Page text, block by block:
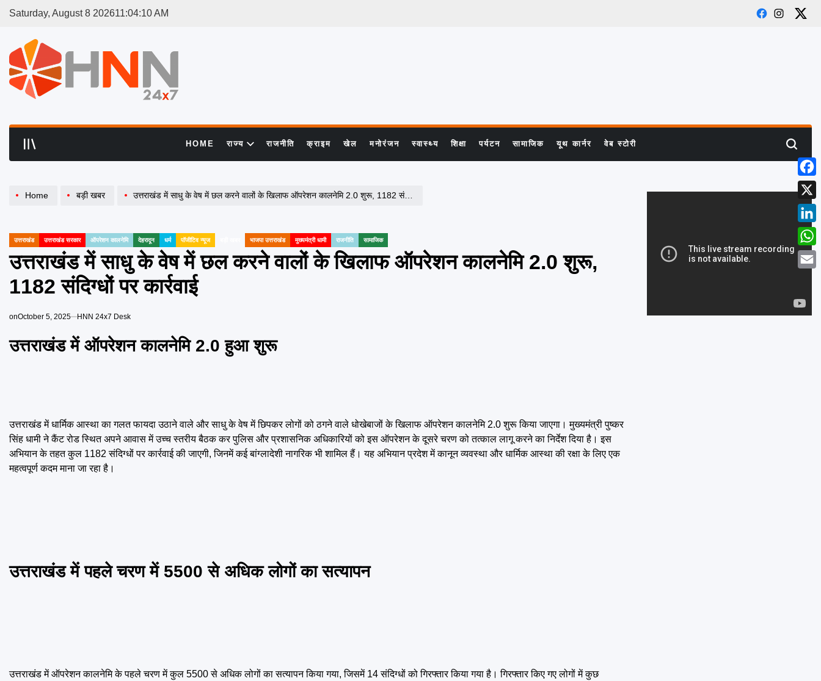
Saturday, August 8 202611:04:10AM
Facebook
Instagram
X
HOME राज्य राजनीति क्राइम खेल मनोरंजन स्वास्थ्य शिक्षा पर्यटन सामाजिक यूथ कार्नर वेब स्टोरी Search
Home बड़ी खबर उत्तराखंड में साधु के वेष में छल करने वालों के खिलाफ ऑपरेशन कालनेमि 2.0 शुरू, 1182 संदिग्धों पर कार्रवाई
POSTED
उत्तराखंड उत्तराखंड सरकार ऑपरेशन कालनेमि देहरादून धर्म पॉजीटिव न्यूज भाजपा उत्तराखंड मुख्यमंत्री धामी राजनीति सामाजिक
उत्तराखंड में साधु के वेष में छल करने वालों के खिलाफ ऑपरेशन कालनेमि 2.0 शुरू,
1182 संदिग्धों पर कार्रवाई
onOctober 5, 2025 HNN 24x7 Desk
उत्तराखंड में ऑपरेशन कालनेमि 2.0 हुआ शुरू
उत्तराखंड में धार्मिक आस्था का गलत फायदा उठाने वाले और साधु के वेष में छिपकर लोगों को ठगने वाले धोखेबाजों के खिलाफ ऑपरेशन कालनेमि 2.0 शुरू किया जाएगा। मुख्यमंत्री पुष्कर
सिंह धामी ने कैंट रोड स्थित अपने आवास में उच्च स्तरीय बैठक कर पुलिस और प्रशासनिक अधिकारियों को इस ऑपरेशन के दूसरे चरण को तत्काल लागू करने का निर्देश दिया है। इस
अभियान के तहत कुल 1182 संदिग्धों पर कार्रवाई की जाएगी, जिनमें कई बांग्लादेशी नागरिक भी शामिल हैं। यह अभियान प्रदेश में कानून व्यवस्था और धार्मिक आस्था की रक्षा के लिए एक
महत्वपूर्ण कदम माना जा रहा है।
उत्तराखंड में पहले चरण में 5500 से अधिक लोगों का सत्यापन
उत्तराखंड में ऑपरेशन कालनेमि के पहले चरण में कुल 5500 से अधिक लोगों का सत्यापन किया गया, जिसमें 14 संदिग्धों को गिरफ्तार किया गया है। गिरफ्तार किए गए लोगों में कुछ
X